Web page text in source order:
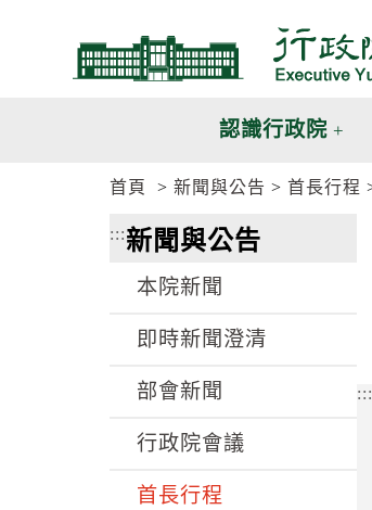
認識行政院
首頁 新聞與公告 首長行程
:::新聞與公告
本院新聞
即時新聞澄清
部會新聞
行政院會議
首長行程
:::